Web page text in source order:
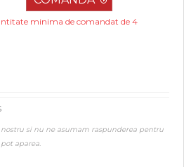
minima de comandat de 4
si nu ne asumam raspunderea pentru
aparea.